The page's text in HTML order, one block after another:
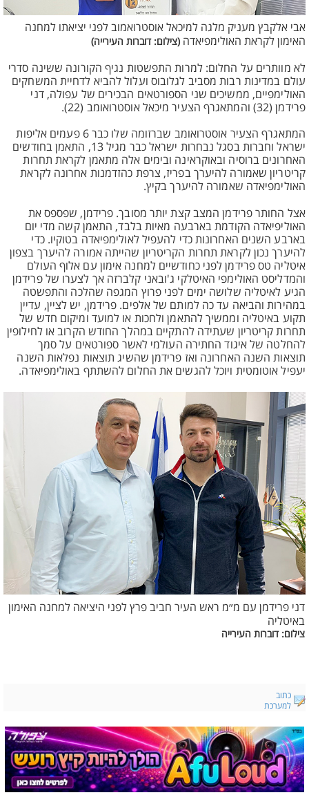
אבי אלקבץ מעניק מלגה למיכאל אוסטרואמוב לפני יציאתו למחנה
האימון לקראת האולימפיאדה (צילום: דוברות העירייה)
לא מוותרים על החלום: למרות התפשטות נגיף הקורונה ששינה סדרי
עולם במדינות רבות מסביב לגלובוס ועלול להביא לדחיית המשחקים
האולימפיים, ממשיכים שני הספורטאים הבכירים של עפולה, דני
פרידמן (32) והמתאגרף הצעיר מיכאל אוסטרואומב (22).
המתאגרף הצעיר אוסטרואומב שברזומה שלו כבר 6 פעמים אליפות
ישראל וחברות בסגל נבחרות ישראל כבר מגיל 13, התאמן בחודשים
האחרונים ברוסיה ובאוקראינה ובימים אלה מתאמן לקראת תחרות
קריטריון שאמורה להיערך בפריז, צרפת כהזדמנות אחרונה לקראת
האולימפיאדה שאמורה להיערך בקיץ.
אצל החותר פרידמן המצב קצת יותר מסובך. פרידמן, שפספס את
האוליפיאדה הקודמת בארבעה מאיות בלבד, התאמן קשה מדי יום
בארבע השנים האחרונות כדי להעפיל לאולימפיאדה בטוקיו. כדי
להיערך נכון לקראת תחרות הקריטריון שהייתה אמורה להיערך בצפון
איטליה טס פרידמן לפני כחודשיים למחנה אימון עם אלוף העולם
והמדליסט האולימפי האיטלקי ג'ובאני קלברזה אך לצערו של פרידמן
הגיע לאיטליה שלושה ימים לפני פרוץ המגפה שהלכה והתפשטה
במהירות והביאה עד כה למותם של אלפים. פרידמן, יש לציין, עדיין
תקוע באיטליה וממשיך להתאמן ולחכות או למועד ומיקום חדש של
תחרות קריטריון שעתידה להתקיים במהלך החודש הקרוב או לחילופין
להחלטה של איגוד החתירה העולמי לאשר ספורטאים על סמך
תוצאות השנה האחרונה ואז פרידמן שהשיג תוצאות נפלאות השנה
יעפיל אוטומטית ויוכל להגשים את החלום להשתתף באולימפיאדה.
דני פרידמן עם מ״מ ראש העיר חביב פרץ לפני היציאה למחנה האימון
באיטליה
צילום: דוברות העירייה
כתוב
למערכת